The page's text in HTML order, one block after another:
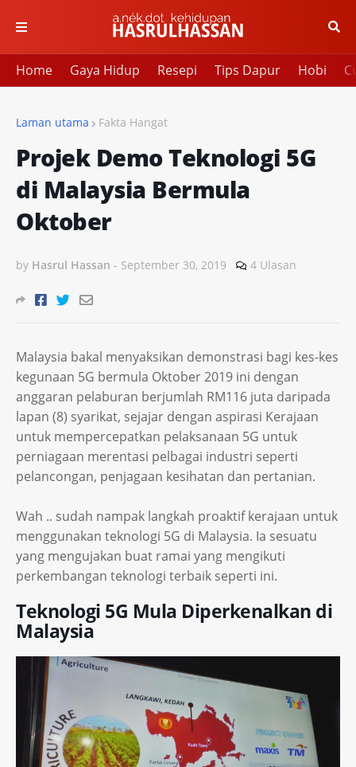
Home Gaya Hidup Resepi Tips Dapur Hobi
Laman utama Fakta Hangat
Projek Demo Teknologi 5G
di Malaysia Bermula
Oktober
by Hasrul Hassan - September 30, 2019 4 Ulasan
Malaysia bakal menyaksikan demonstrasi bagi kes-kes
kegunaan 5G bermula Oktober 2019 ini dengan
anggaran pelaburan berjumlah RM116 juta daripada
lapan (8) syarikat, sejajar dengan aspirasi Kerajaan
untuk mempercepatkan pelaksanaan 5G untuk
perniagaan merentasi pelbagai industri seperti
pelancongan, penjagaan kesihatan dan pertanian.
Wah .. sudah nampak langkah proaktif kerajaan untuk
menggunakan teknologi 5G di Malaysia. Ia sesuatu
yang mengujakan buat ramai yang mengikuti
perkembangan teknologi terbaik seperti ini.
Teknologi 5G Mula Diperkenalkan di
Malaysia